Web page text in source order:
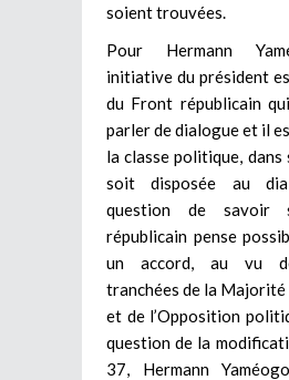
soient trouvées.
Pour Hermann
initiative du président
du Front républicain
parler de dialogue et il
la classe politique, dans
soit disposée au
question de
républicain pense
un accord, au vu
tranchées de la
et de l’Opposition
question de la
37, Hermann